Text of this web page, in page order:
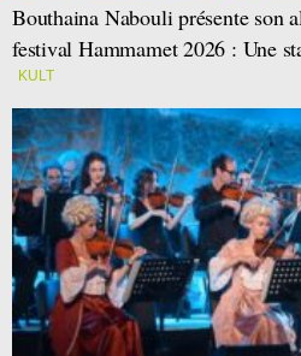
Bouthaina Nabouli présente son
festival Hammamet 2026 : Une
KULT